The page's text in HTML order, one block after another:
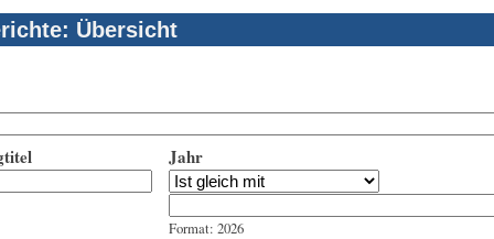
Übersicht
Jahr
Format: 2026